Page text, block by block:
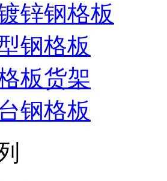
锌钢格板
钢格板
板货架
钢格板